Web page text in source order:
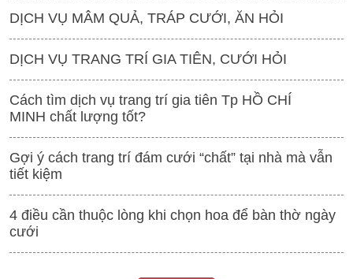
DỊCH VỤ MÂM QUẢ, TRÁP CƯỚI, ĂN HỎI
DỊCH VỤ TRANG TRÍ GIA TIÊN, CƯỚI HỎI
Cách tìm dịch vụ trang trí gia tiên Tp HỒ CHÍ
MINH chất lượng tốt?
Gợi ý cách trang trí đám cưới “chất” tại nhà mà vẫn
tiết kiệm
4 điều cần thuộc lòng khi chọn hoa để bàn thờ ngày
cưới